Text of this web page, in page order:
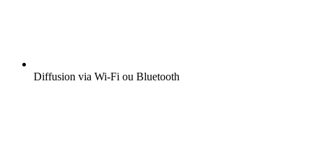
Diffusion via Wi-Fi ou Bluetooth